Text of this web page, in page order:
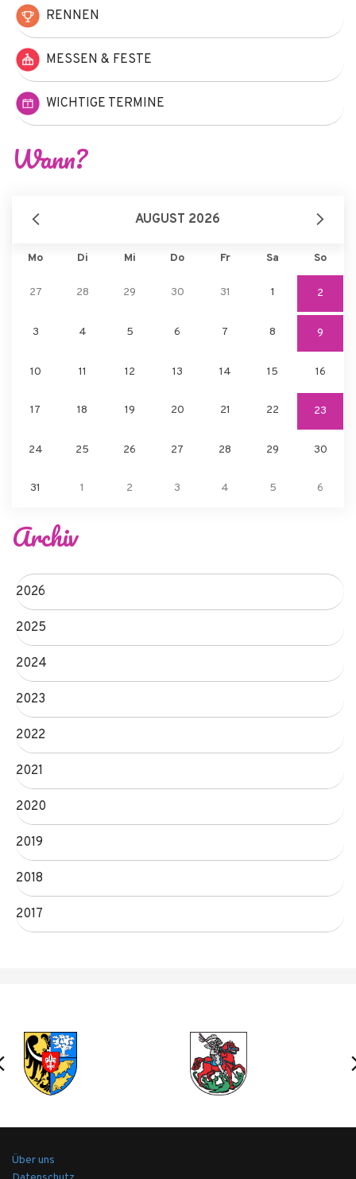
RENNEN
MESSEN & FESTE
WICHTIGE TERMINE
Wann?
AUGUST 2026
Mo Di Mi Do Fr Sa So
27 28 29 30 31 1 2
3 4 5 6 7 8 9
10 11 12 13 14 15 16
17 18 19 20 21 22 23
24 25 26 27 28 29 30
31 1 2 3 4 5 6
Archiv
2026
2025
2024
2023
2022
2021
2020
2019
2018
2017
Über uns